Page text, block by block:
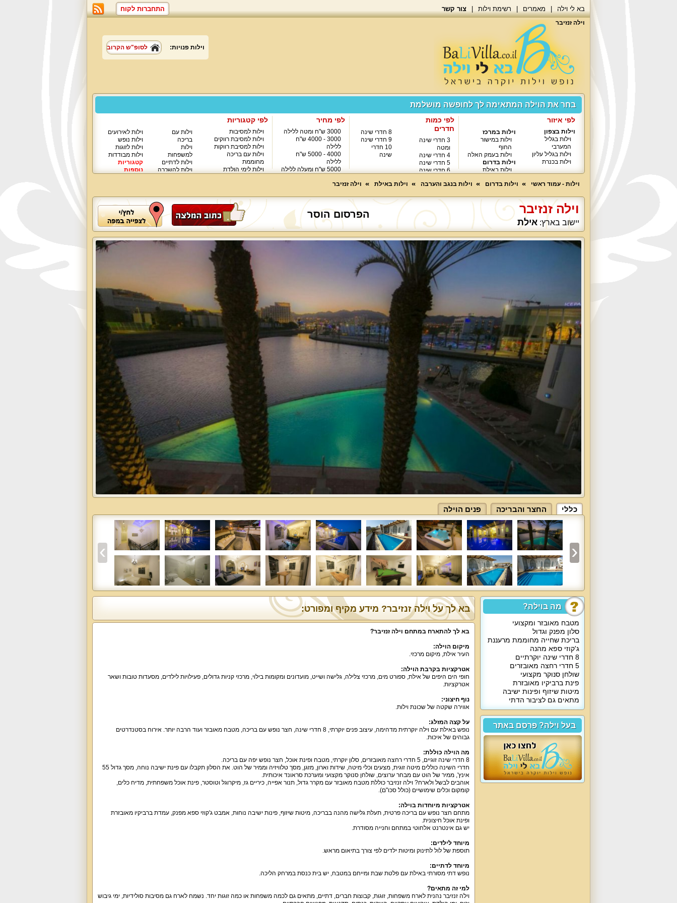
התחברות לקוח בא לי וילה מאמרים רשימת וילות צור קשר
וילה זנזיבר
וילות פנויות: לסופ"ש הקרוב
בחר את הוילה המתאימה לך לחופשה מושלמת
לפי איזור
וילות בצפון
וילות בגליל
המערבי
וילות בגליל עליון
וילות בכנרת
וילות במרכז
וילות במישור
החוף
וילות בעמק האלה
וילות בדרום
וילות באילת
לפי כמות
חדרים
3 חדרי שינה
ומטה
4 חדרי שינה
5 חדרי שינה
6 חדרי שינה
8 חדרי שינה
9 חדרי שינה
10 חדרי
שינה
לפי מחיר
3000 ש"ח ומטה ללילה
3000 - 4000 ש"ח
ללילה
4000 - 5000 ש"ח
ללילה
5000 ש"ח ומעלה ללילה
לפי קטגוריות
וילות למסיבות
וילות למסיבת רווקים
וילות למסיבת רווקות
וילות עם בריכה
מחוממת
וילות לימי הולדת
וילות עם
בריכה
וילות
למשפחות
וילות לדתיים
וילות להשכרה
וילות לאירועים
וילות נופש
וילות לזוגות
וילות מבודדות
קטגוריות
נוספות
וילות - עמוד ראשי
וילות בדרום וילות בנגב והערבה וילות באילת וילה זנזיבר
וילה זנזיבר
יישוב בארץ: אילת
הפרסום הוסר
כללי החצר והבריכה פנים הוילה
מה בוילה?
מטבח מאובזר ומקצועי
סלון מפנק וגדול
בריכת שחייה מחוממת מרעננת
ג'קוזי ספא מהנה
8 חדרי שינה יוקרתיים
5 חדרי רחצה מאובזרים
שולחן סנוקר מקצועי
פינת ברביקיו מאובזרת
מיטות שיזוף ופינות ישיבה
מתאים גם לציבור הדתי
בעל וילה? פרסם באתר
בא לך על וילה זנזיבר? מידע מקיף ומפורט:
בא לך להתארח במתחם וילה זנזיבר?
מיקום הוילה:
העיר אילת, מיקום מרכזי.
אטרקציות בקרבת הוילה:
חופי הים היפים של אילת, ספורט מים, מרכזי צלילה, גלישה ושייט, מועדונים ומקומות בילוי, מרכזי קניות גדולים, פעילויות לילדים, מסעדות טובות ושאר
אטרקציות.
נוף חיצוני:
אווירה שקטה של שכונת וילות.
על קצה המזלג:
נופש באילת עם וילה יוקרתית מדהימה, עיצוב פנים יוקרתי, 8 חדרי שינה, חצר נופש עם בריכה, מטבח מאובזר ועוד הרבה יותר. אירוח בסטנדרטים
גבוהים של איכות.
מה הוילה כוללת:
8 חדרי שינה זוגיים, 5 חדרי רחצה מאובזרים, סלון יוקרתי, מטבח ופינת אוכל, חצר נופש יפה עם בריכה.
חדרי השינה כוללים מיטה זוגית, מצעים וכלי מיטה, שידות וארון, מזגן, מסך טלוויזיה וממיר של הוט. את הסלון תקבלו עם פינת ישיבה נוחה, מסך גדול 55
אינץ', ממיר של הוט עם מבחר ערוצים, שולחן סנוקר מקצועי ומערכת סראונד איכותית.
אוהבים לבשל ולארח? וילה זנזיבר כוללת מטבח מאובזר עם מקרר גדול, תנור אפייה, כיריים גז, מיקרוגל וטוסטר, פינת אוכל משפחתית, מדיח כלים,
קומקום וכלים שימושיים (כולל סכו"ם).
אטרקציות מיוחדות בוילה:
מתחם חצר נופש עם בריכה פרטית, תעלת גלישה מהנה בבריכה, מיטות שיזוף, פינות ישיבה נוחות, אמבט ג'קוזי ספא מפנק, עמדת ברביקיו מאובזרת
ופינת אוכל חיצונית.
יש גם אינטרנט אלחוטי במתחם וחנייה מסודרת.
מיוחד לילדים:
תוספת של לול לתינוק ומיטות ילדים לפי צורך בתיאום מראש.
מיוחד לדתיים:
נופש דתי מסורתי באילת עם פלטת שבת ומייחם במטבח, יש בית כנסת במרחק הליכה.
למי זה מתאים?
וילה זנזיבר נהנית לארח משפחות, זוגות, קבוצות חברים, דתיים, מתאים גם לכמה משפחות או כמה זוגות יחד. נשמח לארח גם מסיבות סולידיות, ימי גיבוש